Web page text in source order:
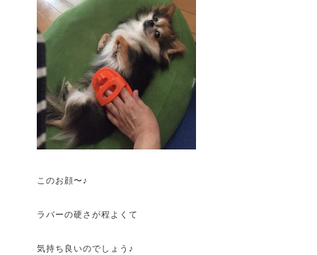
このお顔〜♪
ラバーの硬さが程よくて
気持ち良いのでしょう♪